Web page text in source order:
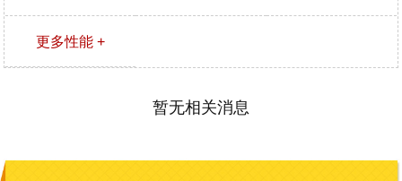
更多性能 +
暂无相关消息